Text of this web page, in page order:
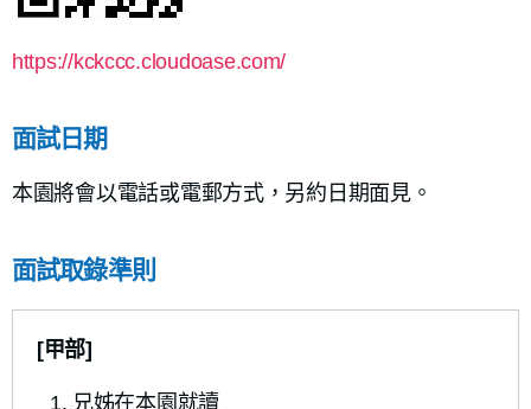
https://kckccc.cloudoase.com/
面試日期
本園將會以電話或電郵方式，另約日期面見。
面試取錄準則
[甲部]
兄姊在本園就讀